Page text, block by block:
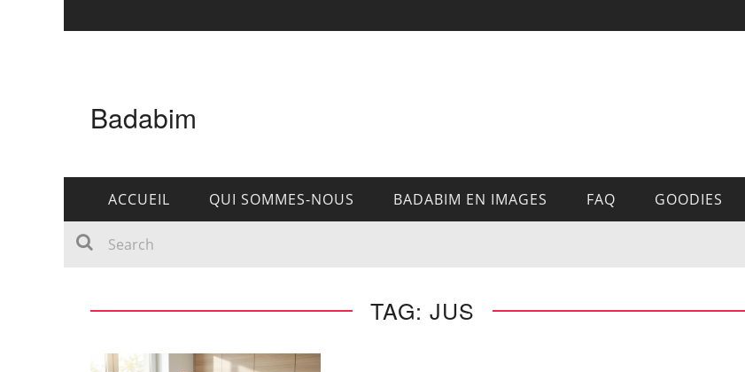
Badabim
ACCUEIL QUI SOMMES-NOUS BADABIM EN IMAGES FAQ GOODIES
TAG: JUS